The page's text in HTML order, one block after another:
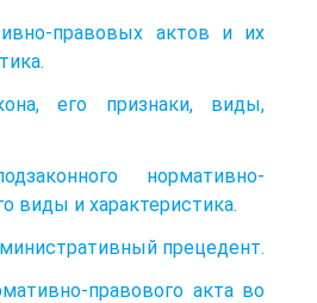
правовых актов и их
его признаки, виды,
нормативно-
виды и характеристика.
прецедент.
правового акта во